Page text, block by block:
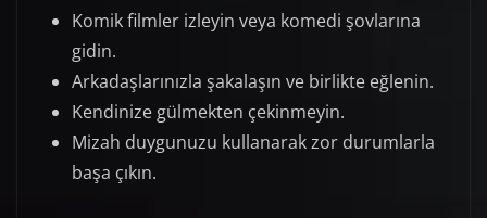
Komik filmler izleyin veya komedi şovlarına
gidin.
Arkadaşlarınızla şakalaşın ve birlikte eğlenin.
Kendinize gülmekten çekinmeyin.
Mizah duygunuzu kullanarak zor durumlarla
başa çıkın.